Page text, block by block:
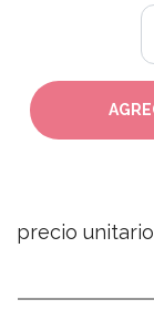
precio unitario